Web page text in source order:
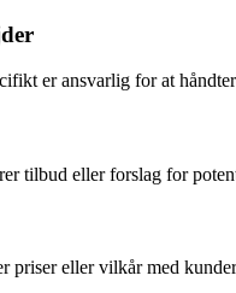
er ansvarlig for at
tilbud eller forslag for
priser eller vilkår med